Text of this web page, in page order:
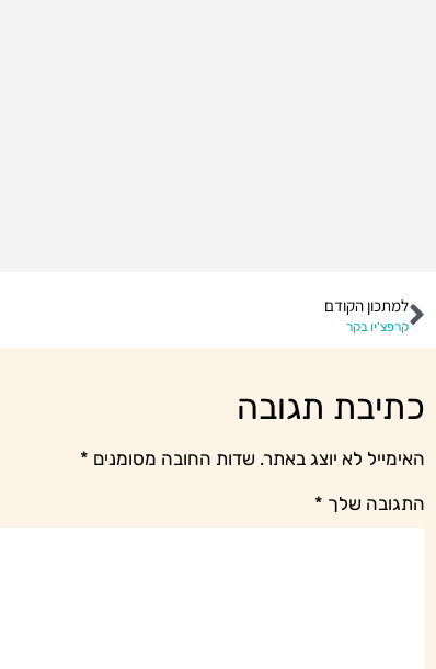
למתכון הקודם
קרפצ'יו בקר
כתיבת תגובה
האימייל לא יוצג באתר. שדות החובה מסומנים *
התגובה שלך *